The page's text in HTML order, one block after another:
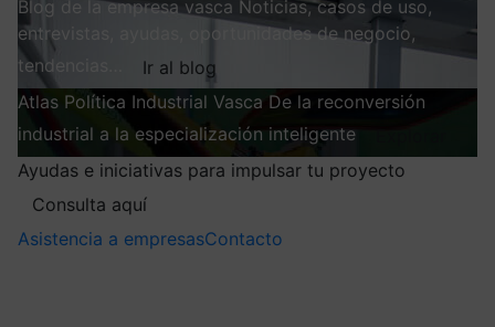
Blog de la empresa vasca Noticias, casos de uso,
entrevistas, ayudas, oportunidades de negocio,
tendencias…
Ir al blog
Atlas Política Industrial Vasca De la reconversión
industrial a la especialización inteligente
Ayudas e iniciativas para impulsar tu proyecto
Consulta aquí
Asistencia a empresasContacto